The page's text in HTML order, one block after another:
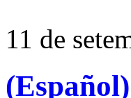
11 de